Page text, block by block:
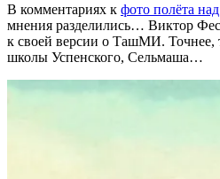
В комментариях к фото полёта
мнения разделились… Виктор
к своей версии о ТашМИ. Точнее,
школы Успенского, Сельмаша…